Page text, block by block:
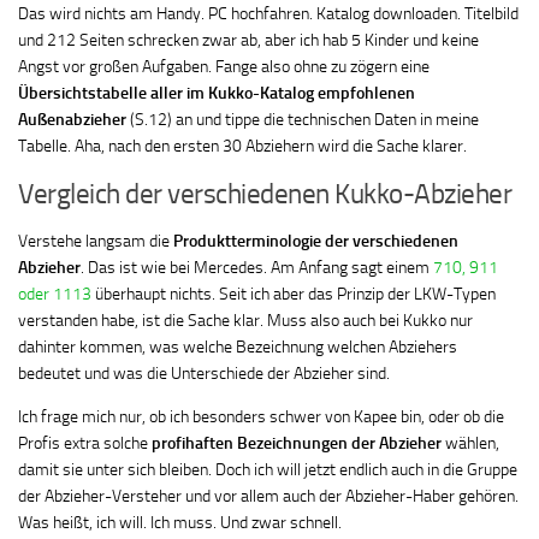
Das wird nichts am Handy. PC hochfahren. Katalog downloaden. Titelbild
und 212 Seiten schrecken zwar ab, aber ich hab 5 Kinder und keine
Angst vor großen Aufgaben. Fange also ohne zu zögern eine
Übersichtstabelle aller im Kukko-Katalog empfohlenen
Außenabzieher(S.12) an und tippe die technischen Daten in meine
Tabelle. Aha, nach den ersten 30 Abziehern wird die Sache klarer.
Vergleich der verschiedenen Kukko-Abzieher
Verstehe langsam die Produktterminologie der verschiedenen
Abzieher. Das ist wie bei Mercedes. Am Anfang sagt einem 710, 911
oder 1113 überhaupt nichts. Seit ich aber das Prinzip der LKW-Typen
verstanden habe, ist die Sache klar. Muss also auch bei Kukko nur
dahinter kommen, was welche Bezeichnung welchen Abziehers
bedeutet und was die Unterschiede der Abzieher sind.
Ich frage mich nur, ob ich besonders schwer von Kapee bin, oder ob die
Profis extra solche profihaften Bezeichnungen der Abzieherwählen,
damit sie unter sich bleiben. Doch ich will jetzt endlich auch in die Gruppe
der Abzieher-Versteher und vor allem auch der Abzieher-Haber gehören.
Was heißt, ich will. Ich muss. Und zwar schnell.